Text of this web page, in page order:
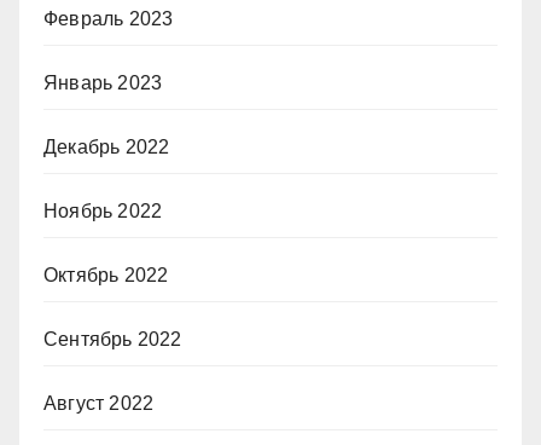
Февраль 2023
Январь 2023
Декабрь 2022
Ноябрь 2022
Октябрь 2022
Сентябрь 2022
Август 2022